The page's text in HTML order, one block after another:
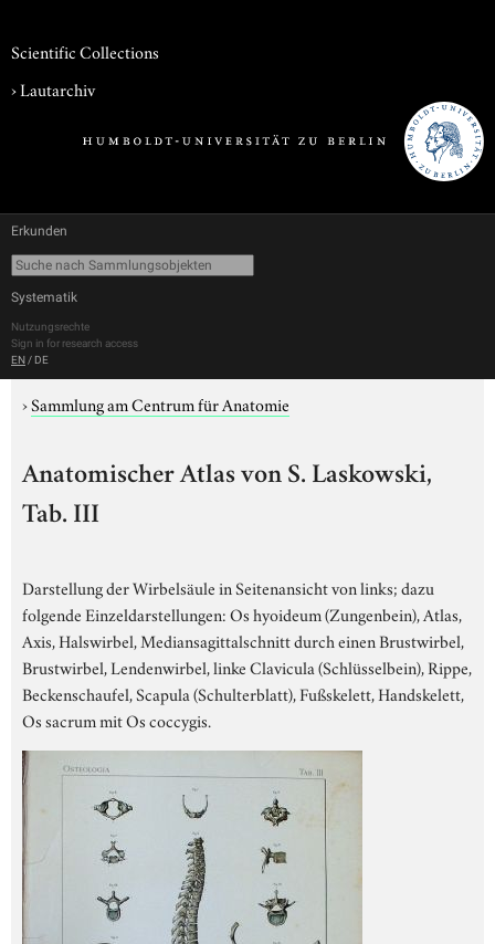
Scientific Collections
›Lautarchiv
Erkunden
Systematik
Nutzungsrechte
Sign in for research access
EN / DE
›Sammlung am Centrum für Anatomie
Anatomischer Atlas von S. Laskowski,
Tab. III
Darstellung der Wirbelsäule in Seitenansicht von links; dazu
folgende Einzeldarstellungen: Os hyoideum (Zungenbein), Atlas,
Axis, Halswirbel, Mediansagittalschnitt durch einen Brustwirbel,
Brustwirbel, Lendenwirbel, linke Clavicula (Schlüsselbein), Rippe,
Beckenschaufel, Scapula (Schulterblatt), Fußskelett, Handskelett,
Os sacrum mit Os coccygis.